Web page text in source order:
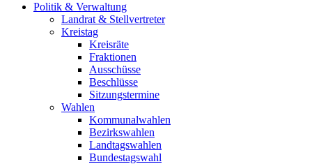
Politik & Verwaltung
Landrat & Stellvertreter
Kreistag
Kreisräte
Fraktionen
Ausschüsse
Beschlüsse
Sitzungstermine
Wahlen
Kommunalwahlen
Bezirkswahlen
Landtagswahlen
Bundestagswahl